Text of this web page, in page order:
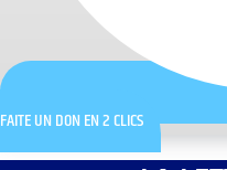
FAITE UN DON EN 2 CLICS